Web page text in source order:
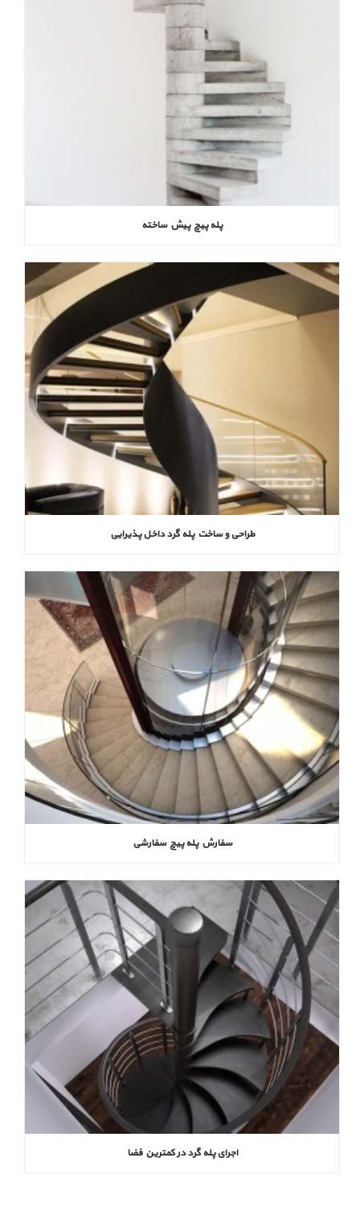
پله پیچ پیش‌ ساخته
طراحی و ساخت پله گرد داخل پذیرایی
سفارش پله پیچ سفارشی
اجرای پله گرد در کمترین فضا